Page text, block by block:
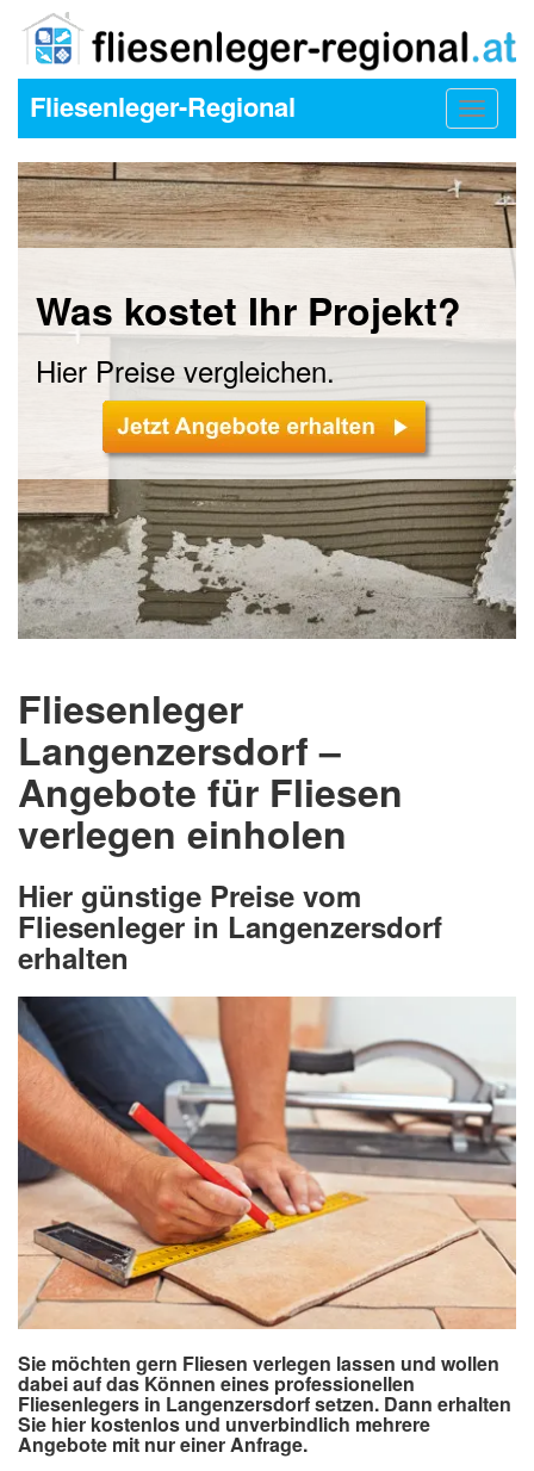
Toggle
Fliesenleger-Regional
Was kostet Ihr Projekt?
Hier Preise vergleichen.
Fliesenleger
Langenzersdorf –
Angebote für Fliesen
verlegen einholen
Hier günstige Preise vom
Fliesenleger in Langenzersdorf
erhalten
Sie möchten gern Fliesen verlegen lassen und wollen
dabei auf das Können eines professionellen
Fliesenlegers in Langenzersdorf setzen. Dann erhalten
Sie hier kostenlos und unverbindlich mehrere
Angebote mit nur einer Anfrage.